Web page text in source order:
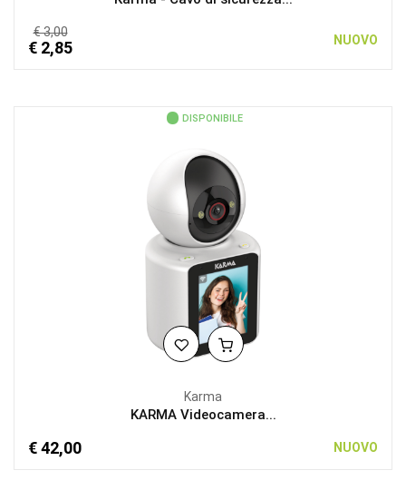
€ 3,00
€ 2,85 NUOVO
DISPONIBILE
Karma
KARMA Videocamera...
€ 42,00 NUOVO